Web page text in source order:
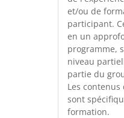
et/ou de
participant.
en un
programme,
niveau
partie du
Les
sont
formation.